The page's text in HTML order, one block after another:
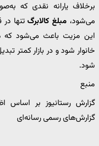
برخلاف یارانه نقدی که
می‌شود، مبلغ کالابرگتنها در
این مزیت باعث می‌شود که
خانوار شود و در بازار کمتر
شود.
منبع
گزارش رستانیوز بر اساس
گزارش‌های رسمی رسانه‌ای